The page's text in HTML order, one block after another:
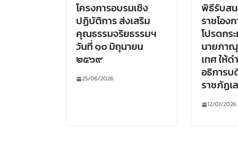
โครงการอบรมเชิง
ปฏิบัติการ ส่งเสริม
คุณธรรมจริยธรรมฯ
วันที่ ๑๐ มิถุนายน
๒๕๖๙
25/06/2026
พิธีรับส
ราชโอง
โปรดกร
นายภา
เทศ ให้
อธิการบ
ราชภัฏเ
12/01/2026